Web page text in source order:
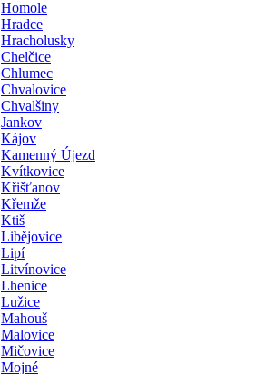
Homole
Hradce
Hracholusky
Chelčice
Chlumec
Chvalovice
Chvalšiny
Jankov
Kájov
Kamenný Újezd
Kvítkovice
Křišťanov
Křemže
Ktiš
Libějovice
Lipí
Litvínovice
Lhenice
Lužice
Mahouš
Malovice
Mičovice
Mojné